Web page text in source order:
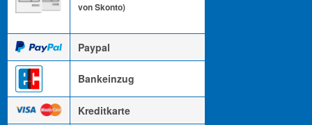
von Skonto)
Paypal
Bankeinzug
Kreditkarte